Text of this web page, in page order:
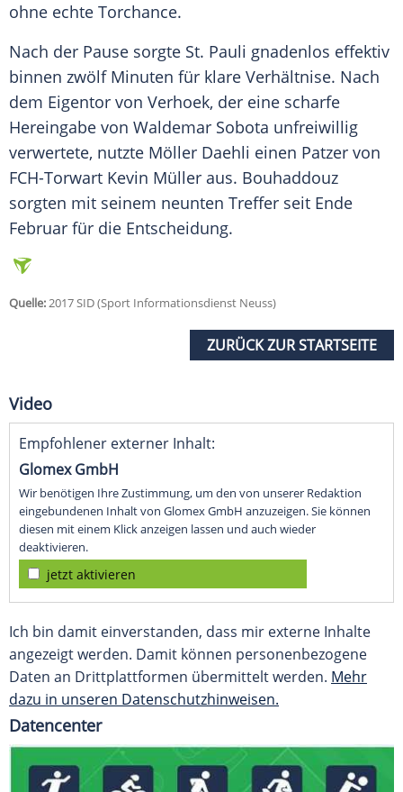
ohne echte Torchance.
Nach der Pause sorgte St. Pauli gnadenlos effektiv
binnen zwölf Minuten für klare Verhältnise. Nach
dem Eigentor von Verhoek, der eine scharfe
Hereingabe von Waldemar Sobota unfreiwillig
verwertete, nutzte Möller Daehli einen Patzer von
FCH-Torwart Kevin Müller aus. Bouhaddouz
sorgten mit seinem neunten Treffer seit Ende
Februar für die Entscheidung.
Quelle:2017 SID (Sport Informationsdienst Neuss)
ZURÜCK ZUR STARTSEITE
Video
Empfohlener externer Inhalt:
Glomex GmbH
Wir benötigen Ihre Zustimmung, um den von unserer Redaktion
eingebundenen Inhalt von Glomex GmbH anzuzeigen. Sie können
diesen mit einem Klick anzeigen lassen und auch wieder
deaktivieren.
jetzt aktivieren
Ich bin damit einverstanden, dass mir externe Inhalte
angezeigt werden. Damit können personenbezogene
Daten an Drittplattformen übermittelt werden. Mehr
dazu in unseren Datenschutzhinweisen.
Datencenter